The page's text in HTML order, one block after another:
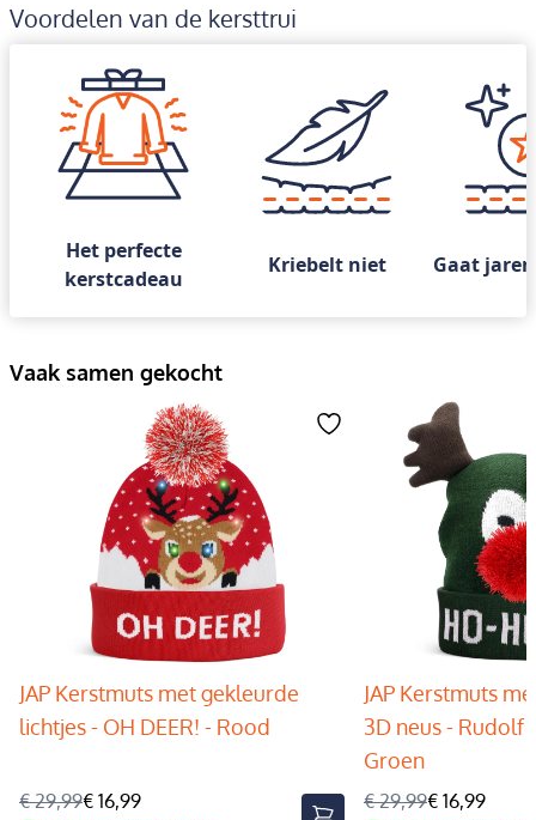
Voordelen van de kersttrui
Het perfecte
kerstcadeau
Kriebelt niet Gaat
Vaak samen gekocht
JAP Kerstmuts met gekleurde
lichtjes - OH DEER! - Rood
€ 29,99€ 16,99
JAP Kerstmuts
3D neus - Rudolf
Groen
€ 29,99€ 16,99